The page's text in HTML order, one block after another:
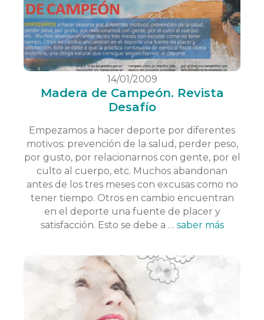
14/01/2009
Madera de Campeón. Revista
Desafío
Empezamos a hacer deporte por diferentes
motivos: prevención de la salud, perder peso,
por gusto, por relacionarnos con gente, por el
culto al cuerpo, etc. Muchos abandonan
antes de los tres meses con excusas como no
tener tiempo. Otros en cambio encuentran
en el deporte una fuente de placer y
satisfacción. Esto se debe a … saber más